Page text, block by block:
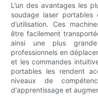
L’un des avantages les
soudage laser
d’utilisation. Ces
être facilement
ainsi une plus
professionnels en
et les commandes
portables les rendent
niveaux de
d'apprentissage et